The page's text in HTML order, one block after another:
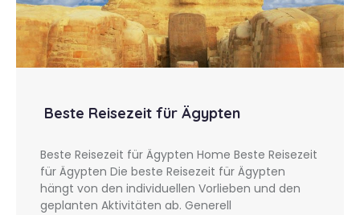
Beste Reisezeit für Ägypten
Beste Reisezeit für Ägypten Home Beste Reisezeit
für Ägypten Die beste Reisezeit für Ägypten
hängt von den individuellen Vorlieben und den
geplanten Aktivitäten ab. Generell